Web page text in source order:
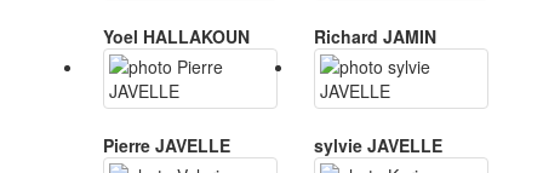
Yoel HALLAKOUN Richard JAMIN
Pierre JAVELLE sylvie JAVELLE